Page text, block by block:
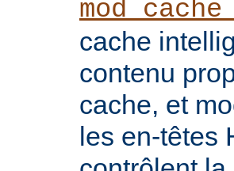
cache
contenu
cache, et
les en-têtes